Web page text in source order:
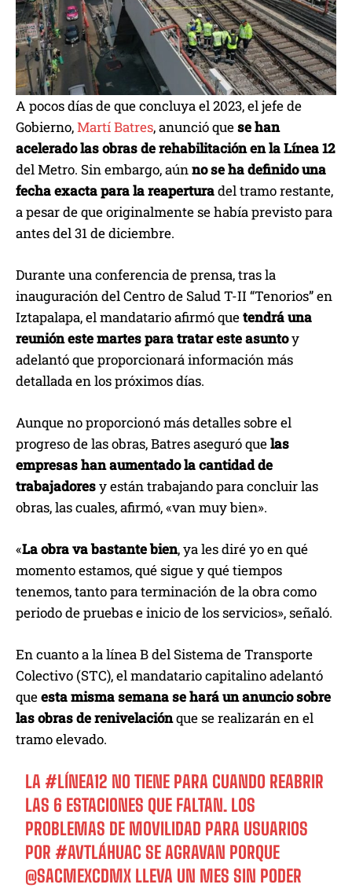
A pocos días de que concluya el 2023, el jefe de
Gobierno,Martí Batres, anunció quese han
acelerado las obras de rehabilitación en la Línea 12
del Metro. Sin embargo, aúnno se ha definido una
fecha exacta para la reaperturadel tramo restante,
a pesar de que originalmente se había previsto para
antes del 31 de diciembre.
Durante una conferencia de prensa, tras la
inauguración del Centro de Salud T-II “Tenorios” en
Iztapalapa, el mandatario afirmó quetendrá una
reunión este martes para tratar este asuntoy
adelantó que proporcionará información más
detallada en los próximos días.
Aunque no proporcionó más detalles sobre el
progreso de las obras, Batres aseguró quelas
empresas han aumentado la cantidad de
trabajadoresy están trabajando para concluir las
obras, las cuales, afirmó, «van muy bien».
«La obra va bastante bien, ya les diré yo en qué
momento estamos, qué sigue y qué tiempos
tenemos, tanto para terminación de la obra como
periodo de pruebas e inicio de los servicios», señaló.
En cuanto a la línea B del Sistema de Transporte
Colectivo (STC), el mandatario capitalino adelantó
queesta misma semana se hará un anuncio sobre
las obras de renivelaciónque se realizarán en el
tramo elevado.
LA#LÍNEA12 NO TIENE PARA CUANDO REABRIR
LAS 6 ESTACIONES QUE FALTAN. LOS
PROBLEMAS DE MOVILIDAD PARA USUARIOS
POR#AVTLÁHUAC SE AGRAVAN PORQUE
@SACMEXCDMX LLEVA UN MES SIN PODER